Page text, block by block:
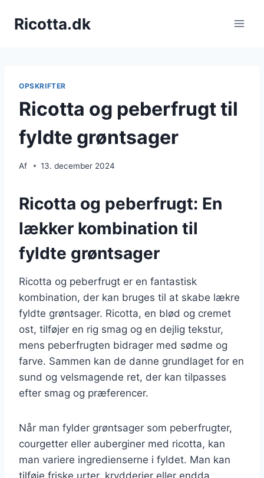
Ricotta.dk
OPSKRIFTER
Ricotta og peberfrugt til
fyldte grøntsager
Af 13. december 2024
Ricotta og peberfrugt: En
lækker kombination til
fyldte grøntsager
Ricotta og peberfrugt er en fantastisk
kombination, der kan bruges til at skabe lækre
fyldte grøntsager. Ricotta, en blød og cremet
ost, tilføjer en rig smag og en dejlig tekstur,
mens peberfrugten bidrager med sødme og
farve. Sammen kan de danne grundlaget for en
sund og velsmagende ret, der kan tilpasses
efter smag og præferencer.
Når man fylder grøntsager som peberfrugter,
courgetter eller auberginer med ricotta, kan
man variere ingredienserne i fyldet. Man kan
tilføje friske urter, krydderier eller endda